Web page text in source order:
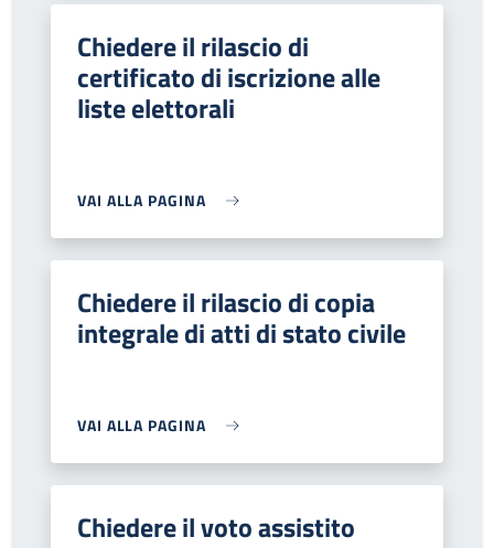
Chiedere il rilascio di
certificato di iscrizione alle
liste elettorali
VAI ALLA PAGINA
Chiedere il rilascio di copia
integrale di atti di stato civile
VAI ALLA PAGINA
Chiedere il voto assistito